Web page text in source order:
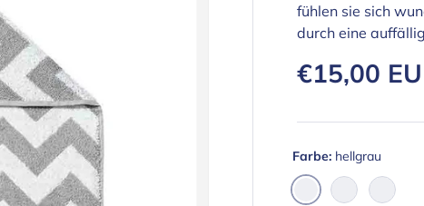
fühlen sie sich
durch eine
€15,00
Farbe: hellgrau